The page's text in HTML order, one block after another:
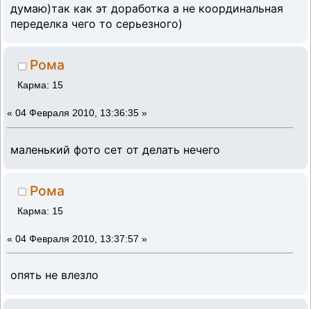
думаю)так как эт доработка а не координальная
переделка чего то серьезного)
Рома
Карма: 15
« 04 Февраля 2010, 13:36:35 »
маленький фото сет от делать нечего
Рома
Карма: 15
« 04 Февраля 2010, 13:37:57 »
опять не влезло